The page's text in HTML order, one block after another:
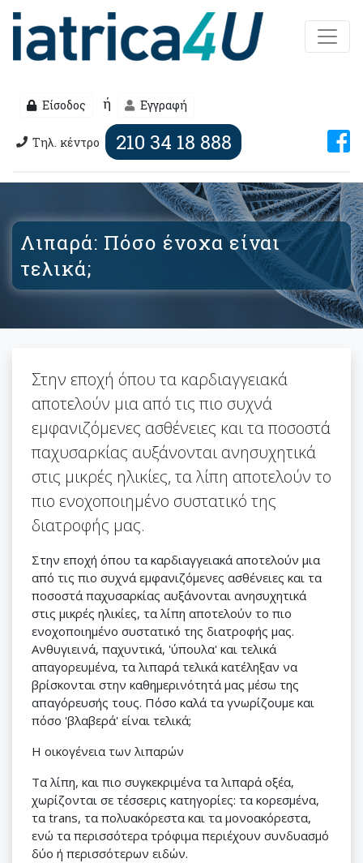
Είσοδος ή Εγγραφή
Τηλ. κέντρο 210 34 18 888
Λιπαρά: Πόσο ένοχα είναι
τελικά;
Στην εποχή όπου τα καρδιαγγειακά
αποτελούν μια από τις πιο συχνά
εμφανιζόμενες ασθένειες και τα ποσοστά
παχυσαρκίας αυξάνονται ανησυχητικά
στις μικρές ηλικίες, τα λίπη αποτελούν το
πιο ενοχοποιημένο συστατικό της
διατροφής μας.
Στην εποχή όπου τα καρδιαγγειακά αποτελούν μια
από τις πιο συχνά εμφανιζόμενες ασθένειες και τα
ποσοστά παχυσαρκίας αυξάνονται ανησυχητικά
στις μικρές ηλικίες, τα λίπη αποτελούν το πιο
ενοχοποιημένο συστατικό της διατροφής μας.
Ανθυγιεινά, παχυντικά, 'ύπουλα' και τελικά
απαγορευμένα, τα λιπαρά τελικά κατέληξαν να
βρίσκονται στην καθημερινότητά μας μέσω της
απαγόρευσής τους. Πόσο καλά τα γνωρίζουμε και
πόσο 'βλαβερά' είναι τελικά;
Η οικογένεια των λιπαρών
Τα λίπη, και πιο συγκεκριμένα τα λιπαρά οξέα,
χωρίζονται σε τέσσερις κατηγορίες: τα κορεσμένα,
τα trans, τα πολυακόρεστα και τα μονοακόρεστα,
ενώ τα περισσότερα τρόφιμα περιέχουν συνδυασμό
δύο ή περισσότερων ειδών.